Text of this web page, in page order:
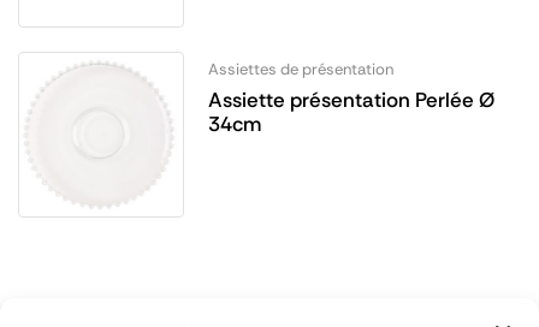
Assiettes de présentation
Assiette présentation Perlée Ø
34cm